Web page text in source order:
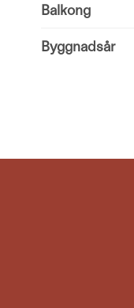
Balkong
Byggnadsår